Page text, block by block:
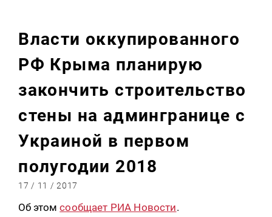
Власти оккупированного
РФ Крыма планирую
закончить строительство
стены на админгранице с
Украиной в первом
полугодии 2018
17 / 11 / 2017
Об этомсообщает РИА Новости.